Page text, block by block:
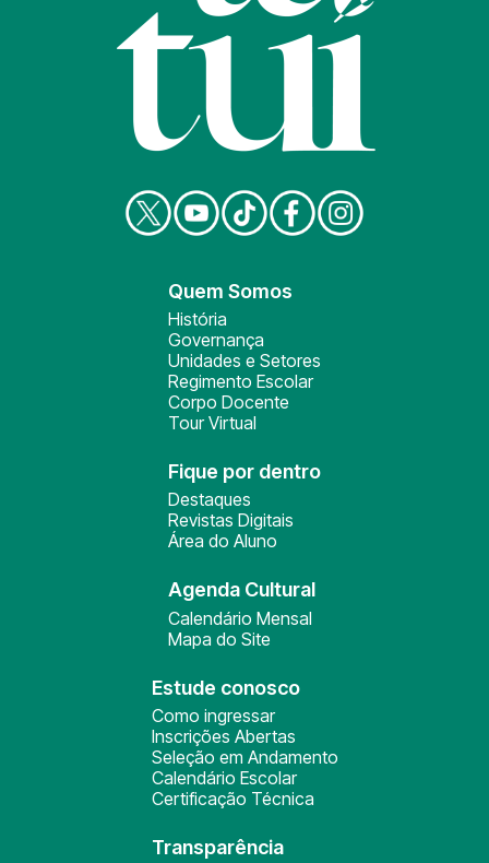
Quem Somos
História
Governança
Unidades e Setores
Regimento Escolar
Corpo Docente
Tour Virtual
Fique por dentro
Destaques
Revistas Digitais
Área do Aluno
Agenda Cultural
Calendário Mensal
Mapa do Site
Estude conosco
Como ingressar
Inscrições Abertas
Seleção em Andamento
Calendário Escolar
Certificação Técnica
Transparência